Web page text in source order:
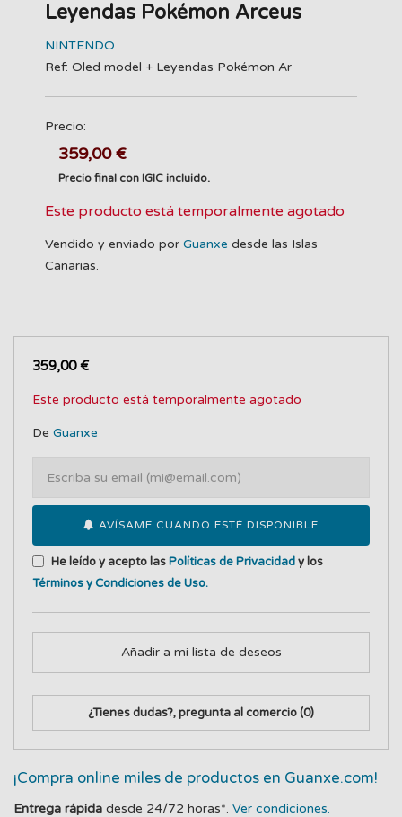
Leyendas Pokémon Arceus
NINTENDO
Ref: Oled model + Leyendas Pokémon Ar
Precio:
359,00 €
Precio final con IGIC incluido.
Este producto está temporalmente agotado
Vendido y enviado por Guanxe desde las Islas
Canarias.
359,00 €
Este producto está temporalmente agotado
De Guanxe
AVÍSAME CUANDO ESTÉ DISPONIBLE
He leído y acepto lasPolíticas de Privacidady los
Términos y Condiciones de Uso.
Añadir a mi lista de deseos
¿Tienes dudas?, pregunta al comercio(0)
¡Compra online miles de productos en Guanxe.com!
Entrega rápida desde 24/72 horas*. Ver condiciones.